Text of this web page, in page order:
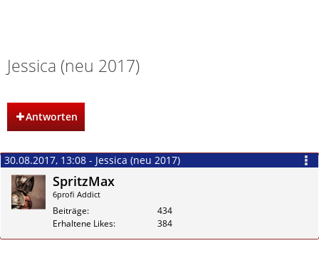
Jessica (neu 2017)
Antworten
30.08.2017, 13:08 - Jessica (neu 2017)
SpritzMax
6profi Addict
Beiträge
434
Erhaltene Likes
384